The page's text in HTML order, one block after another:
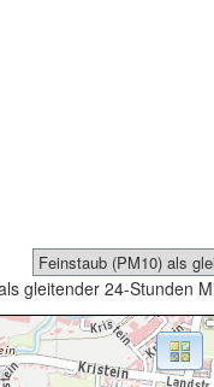
gleitender 24-Stunden